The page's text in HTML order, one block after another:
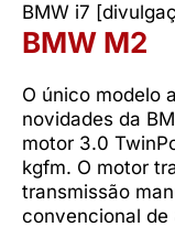
BMW i7
BMW M2
O único modelo
novidades da
motor 3.0
kgfm. O motor
transmissão
convencional de